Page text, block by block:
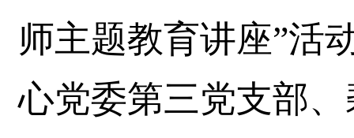
师主题教育讲座”活
心党委第三党支部